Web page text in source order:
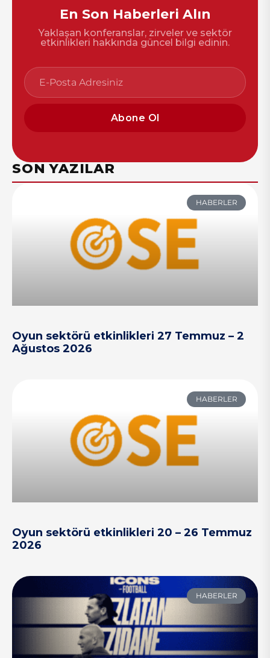
En Son Haberleri Alın
Yaklaşan konferanslar, zirveler ve sektör
etkinlikleri hakkında güncel bilgi edinin.
Abone Ol
SON YAZILAR
HABERLER
Oyun sektörü etkinlikleri 27 Temmuz – 2
Ağustos 2026
HABERLER
Oyun sektörü etkinlikleri 20 – 26 Temmuz
2026
HABERLER